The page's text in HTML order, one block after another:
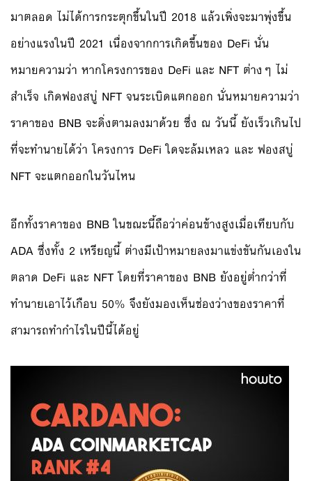
มาตลอด ไม่ได้การกระตุกขึ้นในปี 2018 แล้วเพิ่งจะมาพุ่งขึ้น
อย่างแรงในปี 2021 เนื่องจากการเกิดขึ้นของ DeFi นั่น
หมายความว่า หากโครงการของ DeFi และ NFT ต่างๆ ไม่
สำเร็จ เกิดฟองสบู่ NFT จนระเบิดแตกออก นั่นหมายความว่า
ราคาของ BNB จะดิ่งตามลงมาด้วย ซึ่ง ณ วันนี้ ยังเร็วเกินไป
ที่จะทำนายได้ว่า โครงการ DeFi ใดจะล้มเหลว และ ฟองสบู่
NFT จะแตกออกในวันไหน
อีกทั้งราคาของ BNB ในขณะนี้ถือว่าค่อนข้างสูงเมื่อเทียบกับ
ADA ซึ่งทั้ง 2 เหรียญนี้ ต่างมีเป้าหมายลงมาแข่งขันกันเองใน
ตลาด DeFi และ NFT โดยที่ราคาของ BNB ยังอยู่ต่ำกว่าที่
ทำนายเอาไว้เกือบ 50% จึงยังมองเห็นช่องว่างของราคาที่
สามารถทำกำไรในปีนี้ได้อยู่